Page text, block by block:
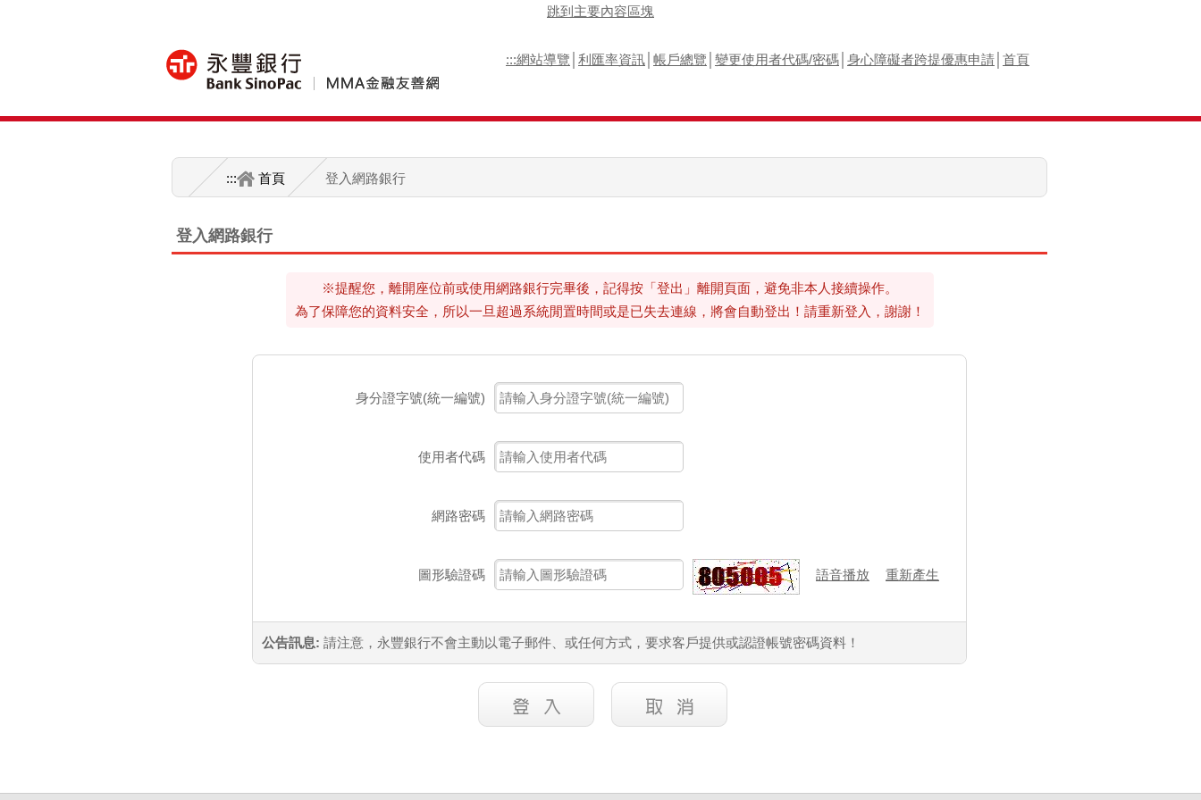
跳到主要內容區塊
:::網站導覽 利匯率資訊 帳戶總覽 變更使用者代碼/密碼 身心障礙者跨提優惠申請 首頁
::: 首頁 登入網路銀行
登入網路銀行
※提醒您，離開座位前或使用網路銀行完畢後，記得按「登出」離開頁面，避免非本人接續操作。
為了保障您的資料安全，所以一旦超過系統閒置時間或是已失去連線，將會自動登出！請重新登入，謝謝！
身分證字號(統一編號)
使用者代碼
網路密碼
圖形驗證碼 語音播放 重新產生
公告訊息: 請注意，永豐銀行不會主動以電子郵件、或任何方式，要求客戶提供或認證帳號密碼資料！